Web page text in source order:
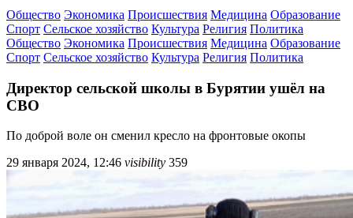
Общество Экономика Происшествия Медицина Образование
Спорт Сельское хозяйство Культура Религия Политика
Общество Экономика Происшествия Медицина Образование
Спорт Сельское хозяйство Культура Религия Политика
Директор сельской школы в Бурятии ушёл на
СВО
По доброй воле он сменил кресло на фронтовые окопы
29 января 2024, 12:46 visibility 359